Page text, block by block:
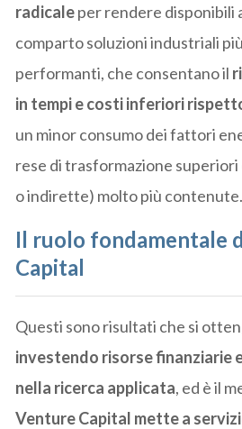
radicaleper rendere disponibili
comparto soluzioni industriali
performanti, che consentano il
in tempi e costi inferiori
un minor consumo dei fattori
rese di trasformazione superiori
o indirette) molto più contenute.
Il ruolo fondamentale
Capital
Questi sono risultati che si
investendo risorse finanziarie
nella ricerca applicata, ed è il
Venture Capital mette a